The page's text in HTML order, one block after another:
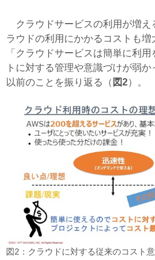
クラウドサービスの利用が増え
ラウドの利用にかかるコストも増
「クラウドサービスは簡単に利
トに対する管理や意識づけが弱
以前のことを振り返る（ 図2）。
図2：クラウドに対する従来のコスト